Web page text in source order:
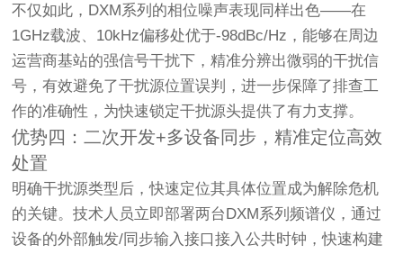
不仅如此，DXM系列的相位噪声表现同样出色——在
1GHz载波、10kHz偏移处优于-98dBc/Hz，能够在周边
运营商基站的强信号干扰下，精准分辨出微弱的干扰信
号，有效避免了干扰源位置误判，进一步保障了排查工
作的准确性，为快速锁定干扰源头提供了有力支撑。
优势四：二次开发+多设备同步，精准定位高效
处置
明确干扰源类型后，快速定位其具体位置成为解除危机
的关键。技术人员立即部署两台DXM系列频谱仪，通过
设备的外部触发/同步输入接口接入公共时钟，快速构建